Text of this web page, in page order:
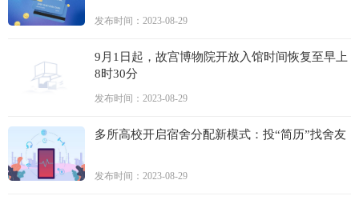
发布时间：2023-08-29
9月1日起，故宫博物院开放入馆时间恢复至早上
8时30分
发布时间：2023-08-29
多所高校开启宿舍分配新模式：投“简历”找舍友
发布时间：2023-08-29